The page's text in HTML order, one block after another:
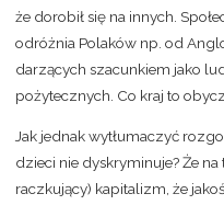
że dorobił się na innych.
odróżnia Polaków np. od
darzących szacunkiem jako
pożytecznych. Co kraj to
Jak jednak wytłumaczyć
dzieci nie dyskryminuje? Że
raczkujący) kapitalizm, że